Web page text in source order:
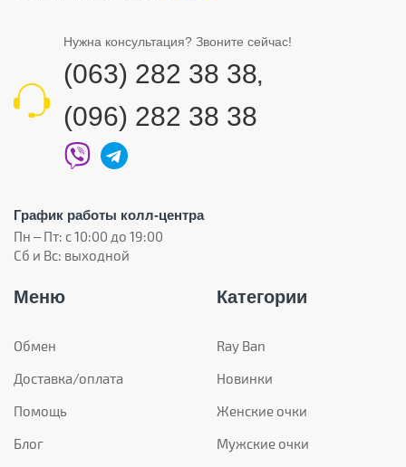
Нужна консультация? Звоните сейчас!
(063) 282 38 38,
(096) 282 38 38
График работы колл-центра
Пн – Пт: с 10:00 до 19:00
Сб и Вс: выходной
Меню
Обмен
Доставка/оплата
Помощь
Блог
Категории
Ray Ban
Новинки
Женские очки
Мужские очки